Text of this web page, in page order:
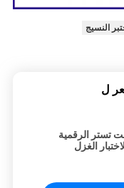
النسيج
ل
تستر الرقمية
الغزل